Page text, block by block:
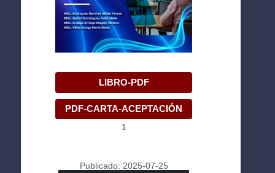
LIBRO-PDF
PDF-CARTA-ACEPTACIÓN
1
Publicado: 2025-07-25